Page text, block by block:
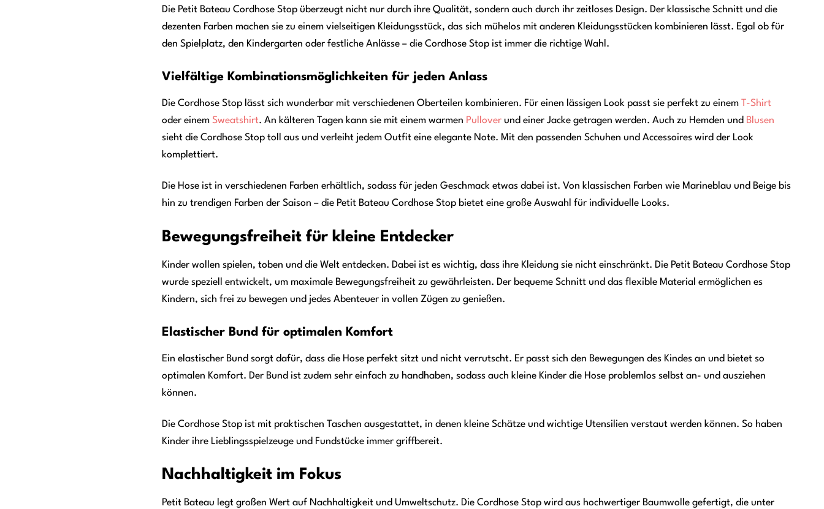
Die Petit Bateau Cordhose Stop überzeugt nicht nur durch ihre Qualität, sondern auch durch ihr zeitloses Design. Der klassische Schnitt und die
dezenten Farben machen sie zu einem vielseitigen Kleidungsstück, das sich mühelos mit anderen Kleidungsstücken kombinieren lässt. Egal ob für
den Spielplatz, den Kindergarten oder festliche Anlässe – die Cordhose Stop ist immer die richtige Wahl.
Vielfältige Kombinationsmöglichkeiten für jeden Anlass
Die Cordhose Stop lässt sich wunderbar mit verschiedenen Oberteilen kombinieren. Für einen lässigen Look passt sie perfekt zu einem
T-Shirt
oder einem Sweatshirt. An kälteren Tagen kann sie mit einem warmen Pulloverund einer Jacke getragen werden. Auch zu Hemden und Blusen
sieht die Cordhose Stop toll aus und verleiht jedem Outfit eine elegante Note. Mit den passenden Schuhen und Accessoires wird der Look
komplettiert.
Die Hose ist in verschiedenen Farben erhältlich, sodass für jeden Geschmack etwas dabei ist. Von klassischen Farben wie Marineblau und Beige bis
hin zu trendigen Farben der Saison – die Petit Bateau Cordhose Stop bietet eine große Auswahl für individuelle Looks.
Bewegungsfreiheit für kleine Entdecker
Kinder wollen spielen, toben und die Welt entdecken. Dabei ist es wichtig, dass ihre Kleidung sie nicht einschränkt. Die Petit Bateau Cordhose Stop
wurde speziell entwickelt, um maximale Bewegungsfreiheit zu gewährleisten. Der bequeme Schnitt und das flexible Material ermöglichen es
Kindern, sich frei zu bewegen und jedes Abenteuer in vollen Zügen zu genießen.
Elastischer Bund für optimalen Komfort
Ein elastischer Bund sorgt dafür, dass die Hose perfekt sitzt und nicht verrutscht. Er passt sich den Bewegungen des Kindes an und bietet so
optimalen Komfort. Der Bund ist zudem sehr einfach zu handhaben, sodass auch kleine Kinder die Hose problemlos selbst an- und ausziehen
können.
Die Cordhose Stop ist mit praktischen Taschen ausgestattet, in denen kleine Schätze und wichtige Utensilien verstaut werden können. So haben
Kinder ihre Lieblingsspielzeuge und Fundstücke immer griffbereit.
Nachhaltigkeit im Fokus
Petit Bateau legt großen Wert auf Nachhaltigkeit und Umweltschutz. Die Cordhose Stop wird aus hochwertiger Baumwolle gefertigt, die unter